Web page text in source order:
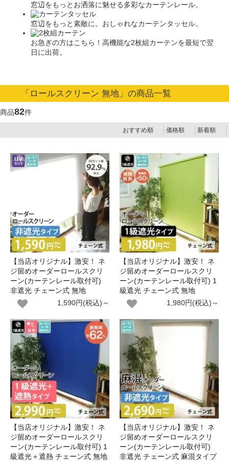
窓辺をもっとお洒落に魅せる多彩なカーテンレール。
窓辺をもっと素敵に。おしゃれなカーテンタッセル。
お急ぎの方はこちら！高機能な2枚組カーテンを最短で翌
日に出荷。
「ロールスクリーン 無地」の商品一覧
商品82件
おすすめ順 価格順 新着順
【当店オリジナル】激安！ ネ
ジ留めオーダーロールスクリ
ーン(カーテンレール取付可)
非遮光 チェーン式 無地
1,590円(税込)～
【当店オリジナル】激安！ ネ
ジ留めオーダーロールスクリ
ーン(カーテンレール取付可) 1
級遮光 チェーン式 無地
1,980円(税込)～
【当店オリジナル】激安！ ネ
ジ留めオーダーロールスクリ
ーン(カーテンレール取付可) 1
級遮光＋遮熱 チェーン式 無地
【当店オリジナル】激安！ ネ
ジ留めオーダーロールスクリ
ーン(カーテンレール取付可)
非遮光 チェーン式 麻混タイプ